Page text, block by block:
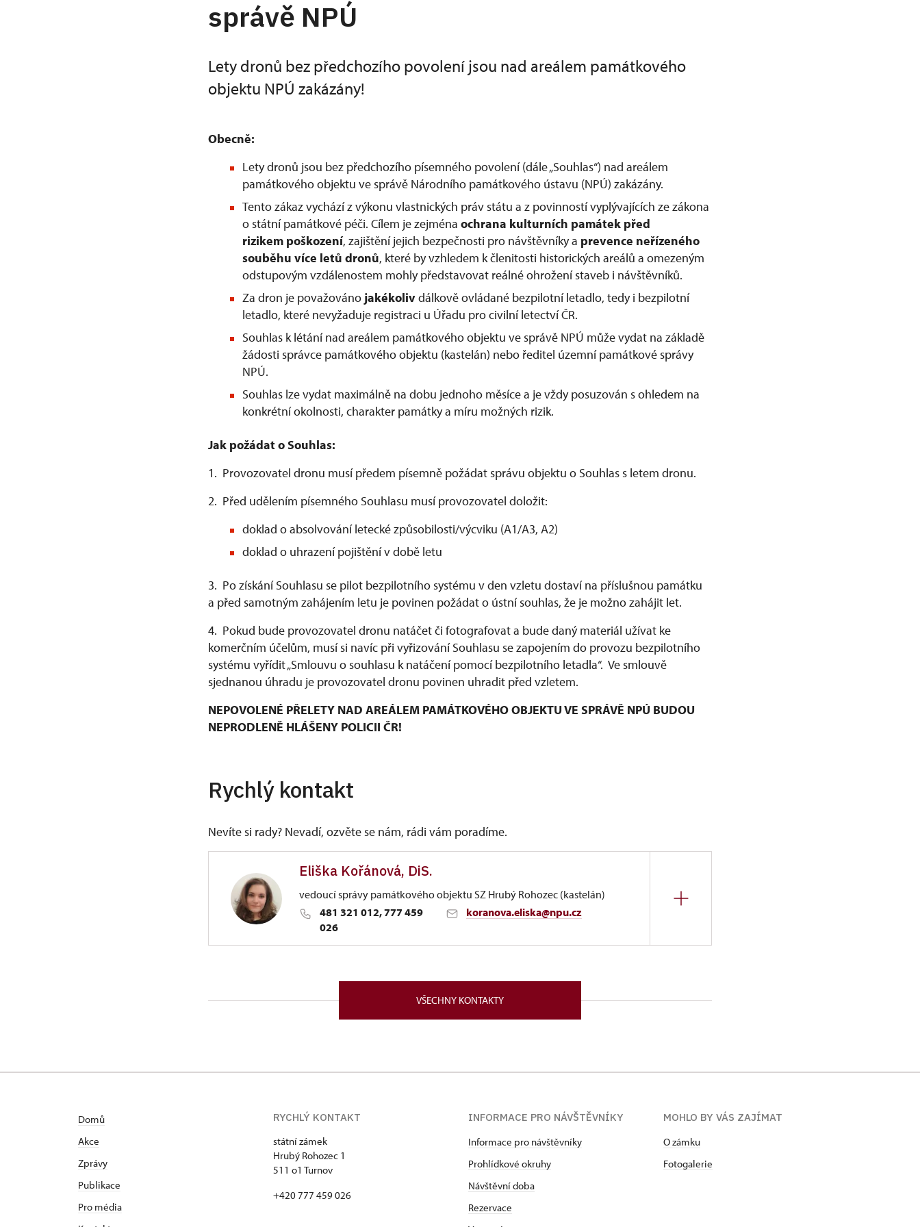
správě NPÚ
Lety dronů bez předchozího povolení jsou nad areálem památkového
objektu NPÚ zakázány!
Obecně:
Lety dronů jsou bez předchozího písemného povolení (dále „Souhlas“) nad areálem
památkového objektu ve správě Národního památkového ústavu (NPÚ) zakázány.
Tento zákaz vychází z výkonu vlastnických práv státu a z povinností vyplývajících ze zákona
o státní památkové péči. Cílem je zejména ochrana kulturních památek před
rizikem poškození, zajištění jejich bezpečnosti pro návštěvníky a prevence neřízeného
souběhu více letů dronů, které by vzhledem k členitosti historických areálů a omezeným
odstupovým vzdálenostem mohly představovat reálné ohrožení staveb i návštěvníků.
Za dron je považováno jakékolivdálkově ovládané bezpilotní letadlo, tedy i bezpilotní
letadlo, které nevyžaduje registraci u Úřadu pro civilní letectví ČR.
Souhlas k létání nad areálem památkového objektu ve správě NPÚ může vydat na základě
žádosti správce památkového objektu (kastelán) nebo ředitel územní památkové správy
NPÚ.
Souhlas lze vydat maximálně na dobu jednoho měsíce a je vždy posuzován s ohledem na
konkrétní okolnosti, charakter památky a míru možných rizik.
Jak požádat o Souhlas:
1. Provozovatel dronu musí předem písemně požádat správu objektu o Souhlas s letem dronu.
2. Před udělením písemného Souhlasu musí provozovatel doložit:
doklad o absolvování letecké způsobilosti/výcviku (A1/A3, A2)
doklad o uhrazení pojištění v době letu
3. Po získání Souhlasu se pilot bezpilotního systému v den vzletu dostaví na příslušnou památku
a před samotným zahájením letu je povinen požádat o ústní souhlas, že je možno zahájit let.
4. Pokud bude provozovatel dronu natáčet či fotografovat a bude daný materiál užívat ke
komerčním účelům, musí si navíc při vyřizování Souhlasu se zapojením do provozu bezpilotního
systému vyřídit „Smlouvu o souhlasu k natáčení pomocí bezpilotního letadla“. Ve smlouvě
sjednanou úhradu je provozovatel dronu povinen uhradit před vzletem.
NEPOVOLENÉ PŘELETY NAD AREÁLEM PAMÁTKOVÉHO OBJEKTU VE SPRÁVĚ NPÚ BUDOU
NEPRODLENĚ HLÁŠENY POLICII ČR!
Rychlý kontakt
Nevíte si rady? Nevadí, ozvěte se nám, rádi vám poradíme.
Eliška Kořánová, DiS.
vedoucí správy památkového objektu SZ Hrubý Rohozec (kastelán)
481 321 012, 777 459
026
koranova.eliska@npu.cz
Hrubý Rohozec 1/, Hrubý Rohozec 51101
památkové správě Sychrov. Do pozice kastelána na zámku Hrubý Rohozec byla na základě
VŠECHNY KONTAKTY
Domů
Akce
Zprávy
Publikace
Pro média
RYCHLÝ KONTAKT
státní zámek
Hrubý Rohozec 1
511 o1 Turnov
+420 777 459 026
INFORMACE PRO NÁVŠTĚVNÍKY
Informace pro návštěvníky
Prohlídkové okruhy
Návštěvní doba
Rezervace
MOHLO BY VÁS ZAJÍMAT
O zámku
Fotogalerie